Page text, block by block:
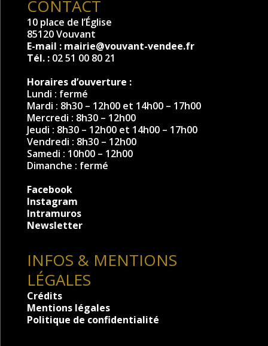
CONTACT
10 place de l’Église
85120 Vouvant
E-mail : mairie@vouvant-vendee.fr
Tél. : 02 51 00 80 21
Horaires d’ouverture :
Lundi : fermé
Mardi : 8h30 – 12h00 et 14h00 – 17h00
Mercredi : 8h30 – 12h00
Jeudi : 8h30 – 12h00 et 14h00 – 17h00
Vendredi : 8h30 – 12h00
Samedi : 10h00 – 12h00
Dimanche : fermé
Facebook
Instagram
Intramuros
Newsletter
INFOS & MENTIONS
LÉGALES
Crédits
Mentions légales
Politique de confidentialité